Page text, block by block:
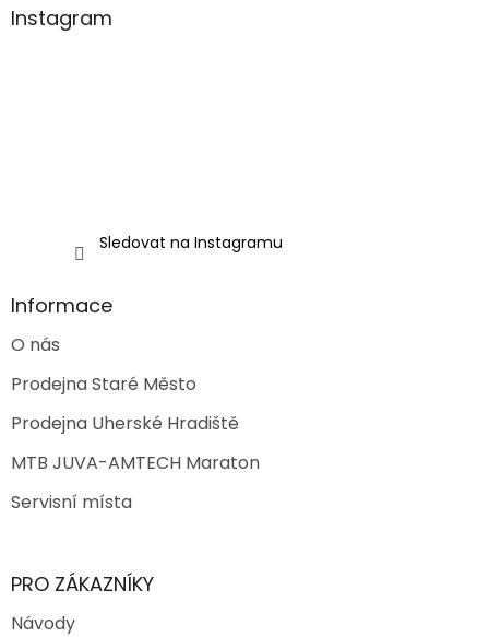
aInstagram
Sledovat na Instagramu
Informace
O nás
Prodejna Staré Město
Prodejna Uherské Hradiště
MTB JUVA-AMTECH Maraton
Servisní místa
PRO ZÁKAZNÍKY
Návody